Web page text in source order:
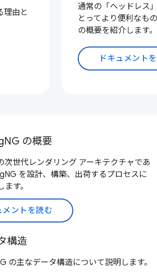
理由と
通常の「ヘッドレス
とってより便利なも
の概要を紹介します。
ドキュメント
の概要
次世代レンダリング アーキテクチャであ
を設計、構築、出荷するプロセスに
す。
メントを読む
構造
の主なデータ構造について説明します。